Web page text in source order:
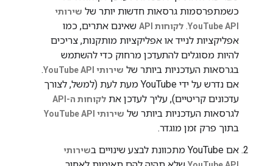
כשמתפרסמות גרסאות חדשות יותר של שירותי
YouTube API
. לקוחות API
שאינם אתרים, כמו
אפליקציות לנייד או אפליקציות מותקנות, צריכים
להיות מסוגלים להתעדכן מרחוק כדי להשתמש
בגרסאות העדכניות ביותר של שירותי YouTube API
.
אם נדרש על ידי YouTube מעת לעת (למשל, לצורך
עדכונים קריטיים), עליך לעדכן את לקוחות ה-API
לגרסאות העדכניות ביותר של שירותי YouTube API
בתוך פרק זמן מוגדר.
אם YouTube מתכוונת לבצע שינויים ב
שירותי